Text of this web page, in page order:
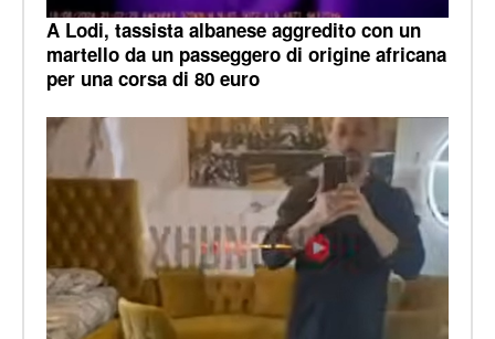
A Lodi, tassista albanese aggredito con un
martello da un passeggero di origine africana
per una corsa di 80 euro